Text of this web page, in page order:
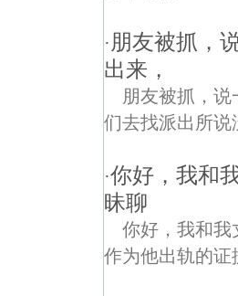
· 朋友被抓，
出来，
朋友被抓，
们去找派出所说
·你好，我和
昧聊
你好，我和我
作为他出轨的证